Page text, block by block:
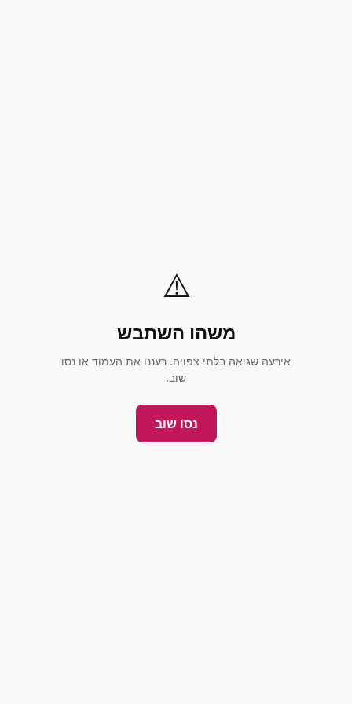
⚠️
משהו השתבש
אירעה שגיאה בלתי צפויה. רעננו את העמוד או נסו
שוב.
נסו שוב